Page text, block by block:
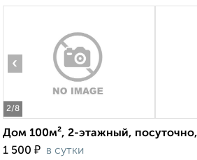
2/8
‹
Дом 100м², 2-этажный, посуточно,
1 500 ₽ в сутки